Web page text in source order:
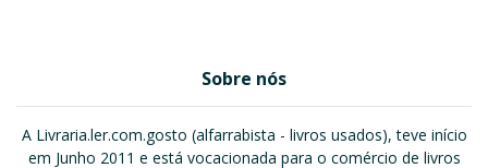
Sobre nós
A Livraria.ler.com.gosto (alfarrabista - livros usados), teve início
em Junho 2011 e está vocacionada para o comércio de livros